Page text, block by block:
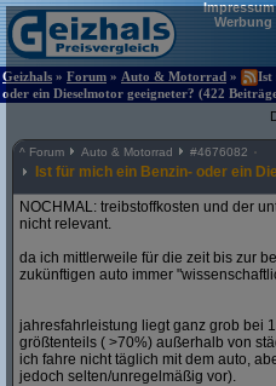
Impressum
Werbung
Geizhals » Forum » Auto & Motorrad »
Ist
oder ein Dieselmotor geeigneter? (422
^ Forum Auto & Motorrad #4676082
Ist für mich ein Benzin- oder ein
NOCHMAL: treibstoffkosten und der
nicht relevant.
da ich mittlerweile für die zeit bis zur
zukünftigen auto immer
jahresfahrleistung liegt ganz grob bei
größtenteils ( >70%) außerhalb von
ich fahre nicht täglich mit dem auto,
jedoch selten/unregelmäßig vor).